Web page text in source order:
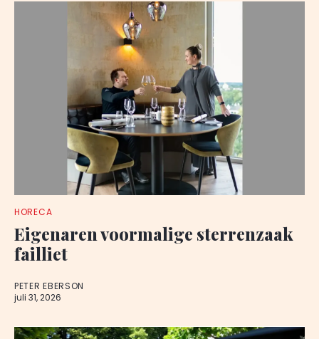
HORECA
Eigenaren voormalige sterrenzaak
failliet
PETER EBERSON
juli 31, 2026